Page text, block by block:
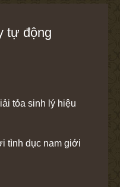
tự động
tỏa sinh lý hiệu
tình dục nam giới